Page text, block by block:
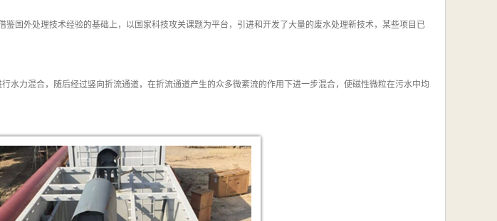
鉴国外处理技术经验的基础上，以国家科技攻关课题为平台，引进和开发了大量的废水处理新技术，某些项目已
水力混合，随后经过竖向折流通道，在折流通道产生的众多微紊流的作用下进一步混合，使磁性微粒在污水中均